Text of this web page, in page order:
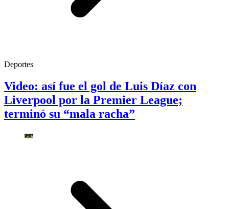
Deportes
Video: así fue el gol de Luis Díaz con
Liverpool por la Premier League;
terminó su “mala racha”